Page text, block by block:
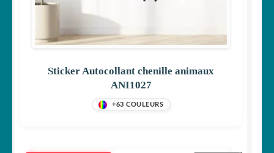
Sticker Autocollant chenille animaux
ANI1027
+63 COULEURS